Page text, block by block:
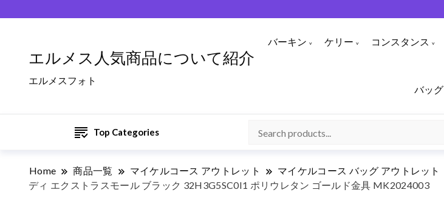
エルメス人気商品について紹介
エルメスフォト
バーキン ケリー コンスタンス
バッグ
Top Categories
Home 商品一覧 マイケルコース アウトレット マイケルコース バッグ アウトレット
ディ エクストラスモール ブラック 32H3G5SC0I1 ポリウレタン ゴールド金具 MK2024003